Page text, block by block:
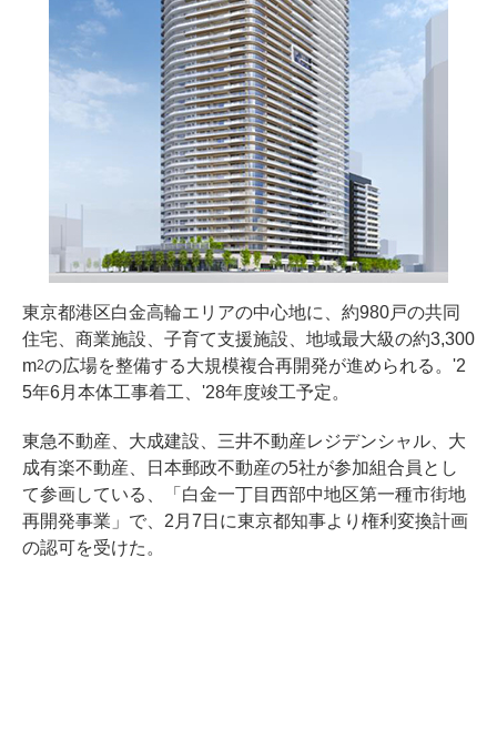
東京都港区白金高輪エリアの中心地に、約980戸の共同
住宅、商業施設、子育て支援施設、地域最大級の約3,300
m2の広場を整備する大規模複合再開発が進められる。'2
5年6月本体工事着工、'28年度竣工予定。
東急不動産、大成建設、三井不動産レジデンシャル、大
成有楽不動産、日本郵政不動産の5社が参加組合員とし
て参画している、「白金一丁目西部中地区第一種市街地
再開発事業」で、2月7日に東京都知事より権利変換計画
の認可を受けた。